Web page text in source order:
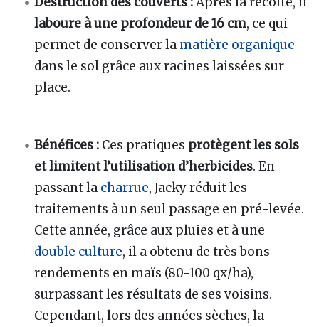
laboure à une profondeur de 16 cm, ce qui
permet de conserver la matière organique
dans le sol grâce aux racines laissées sur
place.
Bénéfices : Ces pratiques protègent les sols
et limitent l’utilisation d’herbicides. En
passant la charrue, Jacky réduit les
traitements à un seul passage en pré-levée.
Cette année, grâce aux pluies et à une
double culture, il a obtenu de très bons
rendements en maïs (80-100 qx/ha),
surpassant les résultats de ses voisins.
Cependant, lors des années sèches, la